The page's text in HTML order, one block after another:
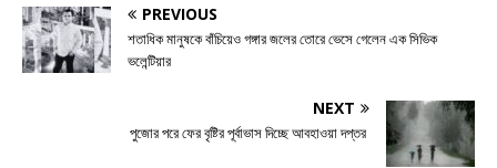
PREVIOUS
শতাধিক মানুষকে বাঁচিয়েও গঙ্গার জলের তোরে ভেসে গেলেন এক সিভিক
ভলেন্টিয়ার
NEXT
পুজোর পরে ফের বৃষ্টির পূর্বাভাস দিচ্ছে আবহাওয়া দপ্তর